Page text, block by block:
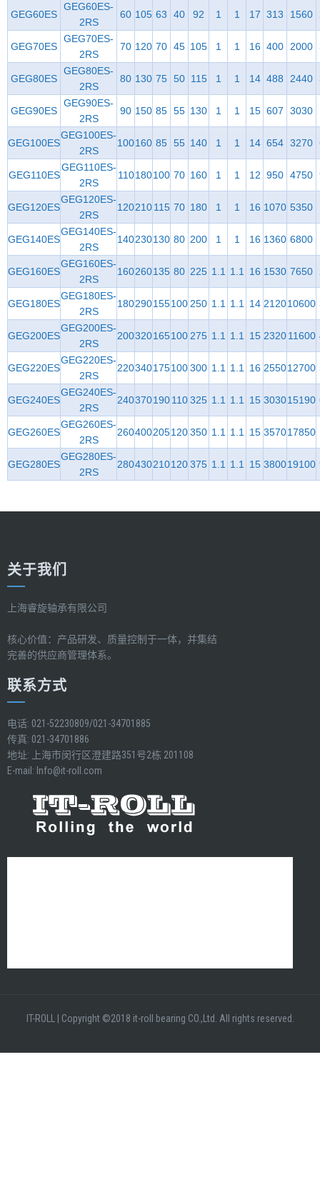
GEG60ES
GEG60ES-
2RS
60 105 63 40 92 1 1 17 313 1560
GEG70ES
GEG70ES-
2RS
70 120 70 45 105 1 1 16 400 2000
GEG80ES
GEG80ES-
2RS
80 130 75 50 115 1 1 14 488 2440
GEG90ES
GEG90ES-
2RS
90 150 85 55 130 1 1 15 607 3030
GEG100ES
GEG100ES-
2RS
100160 85 55 140 1 1 14 654 3270
GEG110ES
GEG110ES-
2RS
110180100 70 160 1 1 12 950 4750
GEG120ES
GEG120ES-
2RS
120210115 70 180 1 1 16 1070 5350
GEG140ES
GEG140ES-
2RS
140230130 80 200 1 1 16 1360 6800
GEG160ES
GEG160ES-
2RS
160260135 80 225 1.1 1.1 16 1530 7650
GEG180ES
GEG180ES-
2RS
180290155100 250 1.1 1.1 14 212010600
GEG200ES
GEG200ES-
2RS
200320165100 275 1.1 1.1 15 232011600
GEG220ES
GEG220ES-
2RS
220340175100300 1.1 1.1 16 255012700
GEG240ES
GEG240ES-
2RS
240370190110 325 1.1 1.1 15 303015190
GEG260ES
GEG260ES-
2RS
260400205120350 1.1 1.1 15 357017850
GEG280ES
GEG280ES-
2RS
280430210120375 1.1 1.1 15 380019100
关于我们
上海睿旋轴承有限公司
核心价值：产品研发、质量控制于一体，并集结
完善的供应商管理体系。
联系方式
电话: 021-52230809/021-34701885
传真: 021-34701886
地址: 上海市闵行区澄建路351号2栋 201108
E-mail: Info@it-roll.com
IT-ROLL Copyright ©2018 it-roll bearing CO.,Ltd. All rights reserved.